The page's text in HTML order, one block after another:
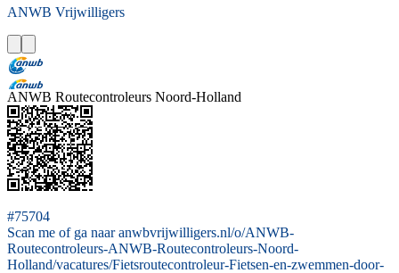
ANWB Vrijwilligers
ANWB Routecontroleurs Noord-Holland
#75704
Scan me of ga naar anwbvrijwilligers.nl/o/ANWB-
Routecontroleurs-ANWB-Routecontroleurs-Noord-
Holland/vacatures/Fietsroutecontroleur-Fietsen-en-zwemmen-door-